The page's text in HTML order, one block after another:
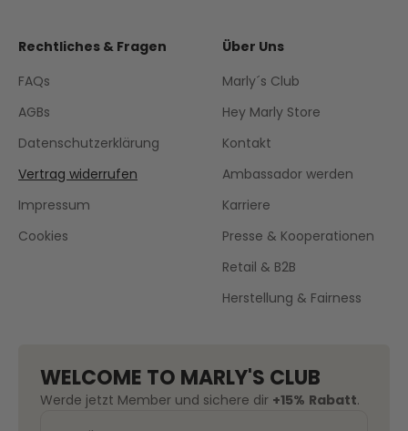
Rechtliches & Fragen
FAQs
AGBs
Datenschutzerklärung
Vertrag widerrufen
Impressum
Cookies
Über Uns
Marly´s Club
Hey Marly Store
Kontakt
Ambassador werden
Karriere
Presse & Kooperationen
Retail & B2B
Herstellung & Fairness
WELCOME TO MARLY'S CLUB
Werde jetzt Member und sichere dir +15% Rabatt.